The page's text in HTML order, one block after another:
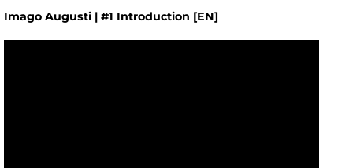
Imago Augusti | #1 Introduction [EN]